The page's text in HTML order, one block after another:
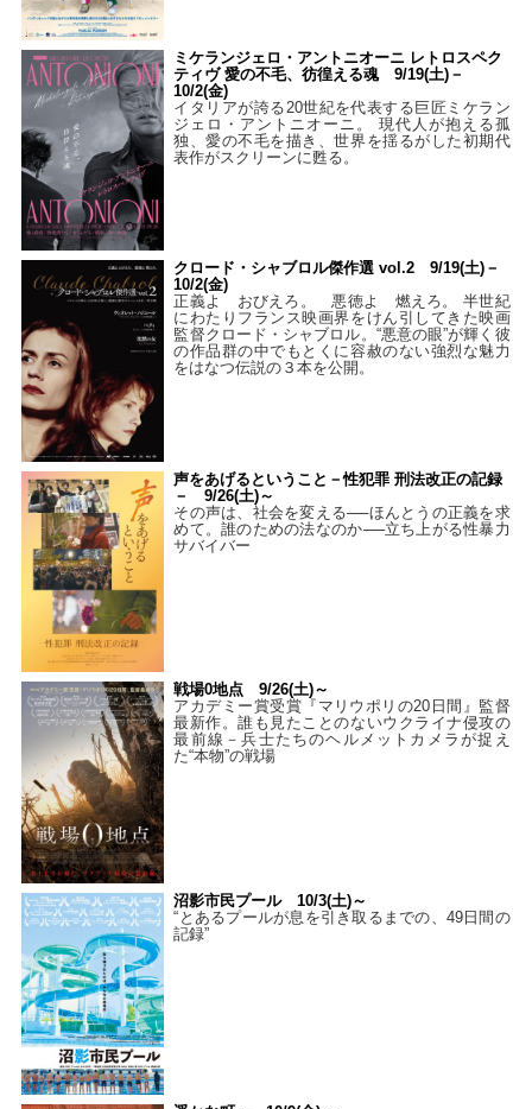
ミケランジェロ・アントニオーニ レトロスペク
ティヴ 愛の不毛、彷徨える魂 9/19(土)－
10/2(金)
イタリアが誇る20世紀を代表する巨匠ミケラン
ジェロ・アントニオーニ。 現代人が抱える孤
独、愛の不毛を描き、世界を揺るがした初期代
表作がスクリーンに甦る。
クロード・シャブロル傑作選 vol.2 9/19(土)－
10/2(金)
正義よ おびえろ。 悪徳よ 燃えろ。 半世紀
にわたりフランス映画界をけん引してきた映画
監督クロード・シャブロル。“悪意の眼”が輝く彼
の作品群の中でもとくに容赦のない強烈な魅力
をはなつ伝説の３本を公開。
声をあげるということ－性犯罪 刑法改正の記録
－ 9/26(土)～
その声は、社会を変える──ほんとうの正義を求
めて。誰のための法なのか──立ち上がる性暴力
サバイバー
戦場0地点 9/26(土)～
アカデミー賞受賞『マリウポリの20日間』監督
最新作。誰も見たことのないウクライナ侵攻の
最前線－兵士たちのヘルメットカメラが捉え
た“本物”の戦場
沼影市民プール 10/3(土)～
“とあるプールが息を引き取るまでの、49日間の
記録”